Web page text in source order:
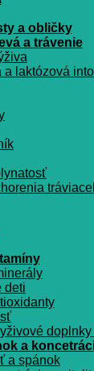
a obličky
a trávenie
a laktózová
deti
doplnky
a
a spánok